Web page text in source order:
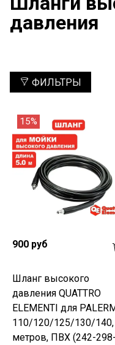
давления
ФИЛЬТРЫ
15%
900 руб
Шланг высокого
давления QUATTRO
ELEMENTI для
110/120/125/130/140,
метров, ПВХ (242-298-